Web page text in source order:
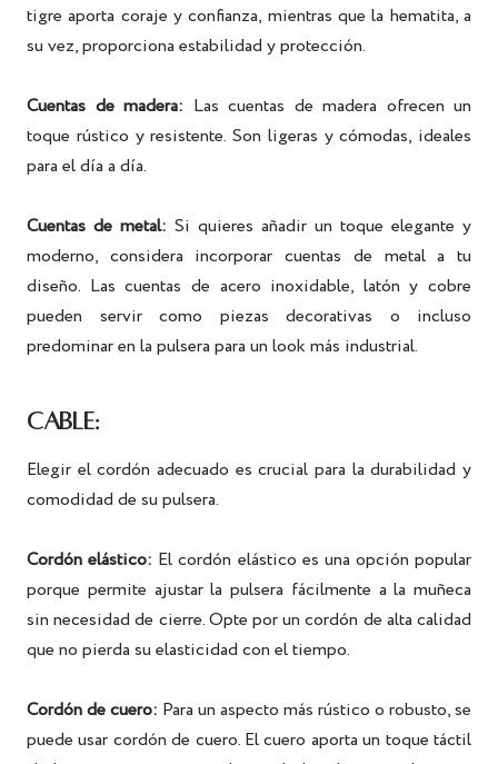
tigre aporta coraje y confianza, mientras que la hematita, a
su vez, proporciona estabilidad y protección.
Cuentas de madera: Las cuentas de madera ofrecen un
toque rústico y resistente. Son ligeras y cómodas, ideales
para el día a día.
Cuentas de metal: Si quieres añadir un toque elegante y
moderno, considera incorporar cuentas de metal a tu
diseño. Las cuentas de acero inoxidable, latón y cobre
pueden servir como piezas decorativas o incluso
predominar en la pulsera para un look más industrial.
CABLE:
Elegir el cordón adecuado es crucial para la durabilidad y
comodidad de su pulsera.
Cordón elástico: El cordón elástico es una opción popular
porque permite ajustar la pulsera fácilmente a la muñeca
sin necesidad de cierre. Opte por un cordón de alta calidad
que no pierda su elasticidad con el tiempo.
Cordón de cuero: Para un aspecto más rústico o robusto, se
puede usar cordón de cuero. El cuero aporta un toque táctil